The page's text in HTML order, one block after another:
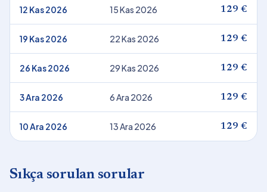
12 Kas 2026 15 Kas 2026 129 €
19 Kas 2026 22 Kas 2026 129 €
26 Kas 2026 29 Kas 2026 129 €
3 Ara 2026 6 Ara 2026 129 €
10 Ara 2026 13 Ara 2026 129 €
Sıkça sorulan sorular